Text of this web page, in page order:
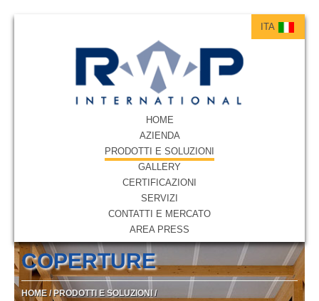
ITA
HOME
AZIENDA
PRODOTTI E SOLUZIONI
GALLERY
CERTIFICAZIONI
SERVIZI
CONTATTI E MERCATO
AREA PRESS
COPERTURE
HOME/ PRODOTTI E SOLUZIONI/